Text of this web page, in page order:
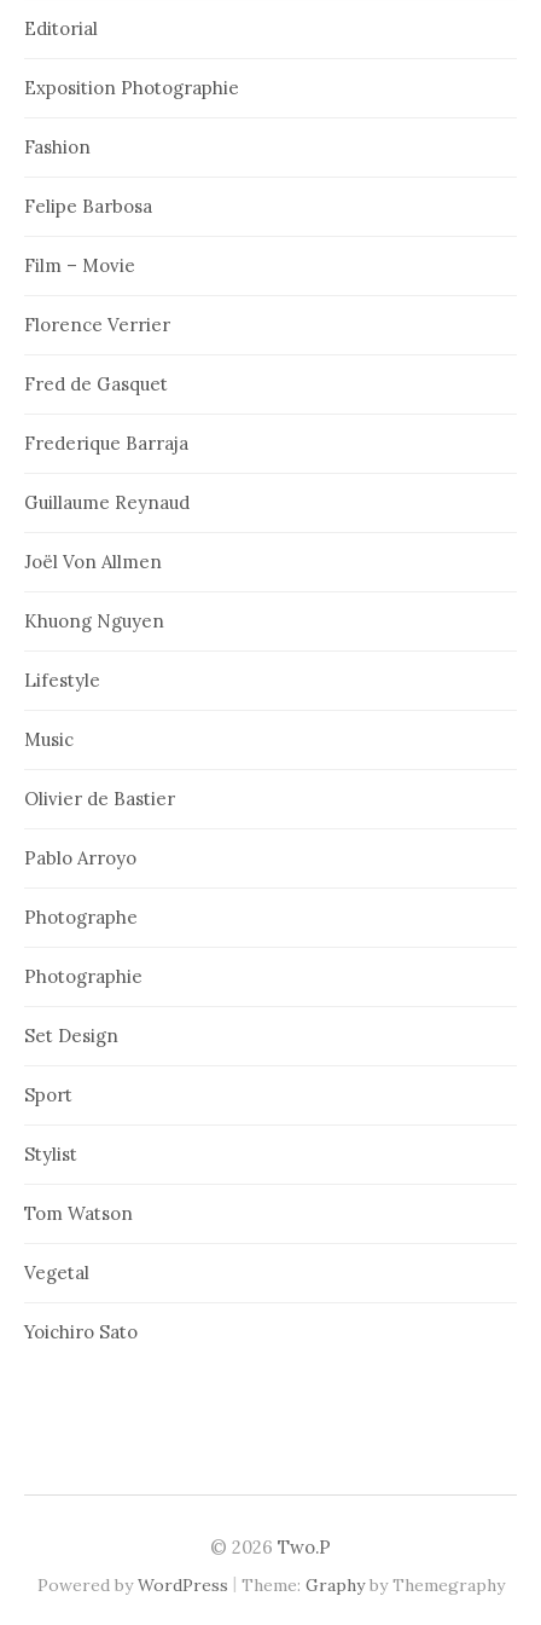
Editorial
Exposition Photographie
Fashion
Felipe Barbosa
Film – Movie
Florence Verrier
Fred de Gasquet
Frederique Barraja
Guillaume Reynaud
Joël Von Allmen
Khuong Nguyen
Lifestyle
Music
Olivier de Bastier
Pablo Arroyo
Photographe
Photographie
Set Design
Sport
Stylist
Tom Watson
Vegetal
Yoichiro Sato
© 2026 Two.P
Powered byWordPress | Theme: Graphyby Themegraphy